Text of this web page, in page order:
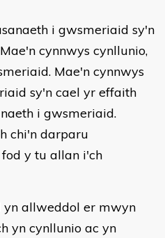
i gwsmeriaid sy'n
cynnwys cynllunio,
Mae'n cynnwys
sy'n cael yr effaith
i gwsmeriaid.
chi'n darparu
y tu allan i'ch
allweddol er mwyn
yn cynllunio ac yn